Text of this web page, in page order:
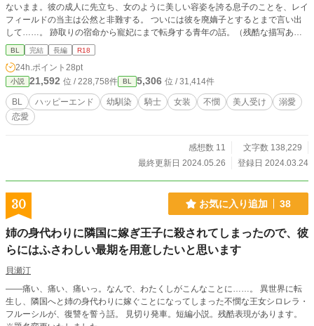
ないまま。彼の成人に先立ち、女のように美しい容姿を誇る息子のことを、レイ
フィールドの当主は公然と非難する。 ついには彼を廃嫡子とするとまで言い出
して……。 跡取りの宿命から寵妃にまで転身する青年の話。（残酷な描写あり
です） 最後のほうでずっとイチャついてます。ご注意を ※作品は小説家になろ
うの方で最新話を載せていきます。こちらでは読みやすく区分けにして投稿いた
します。
BL 完結 長編 R18
24h.ポイント 28pt
小説 21,592 位 / 228,758件 BL 5,306 位 / 31,414件
BL ハッピーエンド 幼馴染 騎士 女装 不憫 美人受け
溺愛
恋愛
感想数 11
文字数 138,229
最終更新日 2024.05.26
登録日 2024.03.24
30 お気に入り追加 38
姉の身代わりに隣国に嫁ぎ王子に殺されてしまったので、彼
らにはふさわしい最期を用意したいと思います
貝瀬汀
――痛い、痛い、痛いっ。なんで、わたくしがこんなことに……。 異世界に転
生し、隣国へと姉の身代わりに嫁ぐことになってしまった不憫な王女シロレラ・
フルーシルが、復讐を誓う話。 見切り発車。短編小説。残酷表現があります。